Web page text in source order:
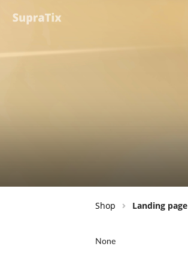
Shop Landing page